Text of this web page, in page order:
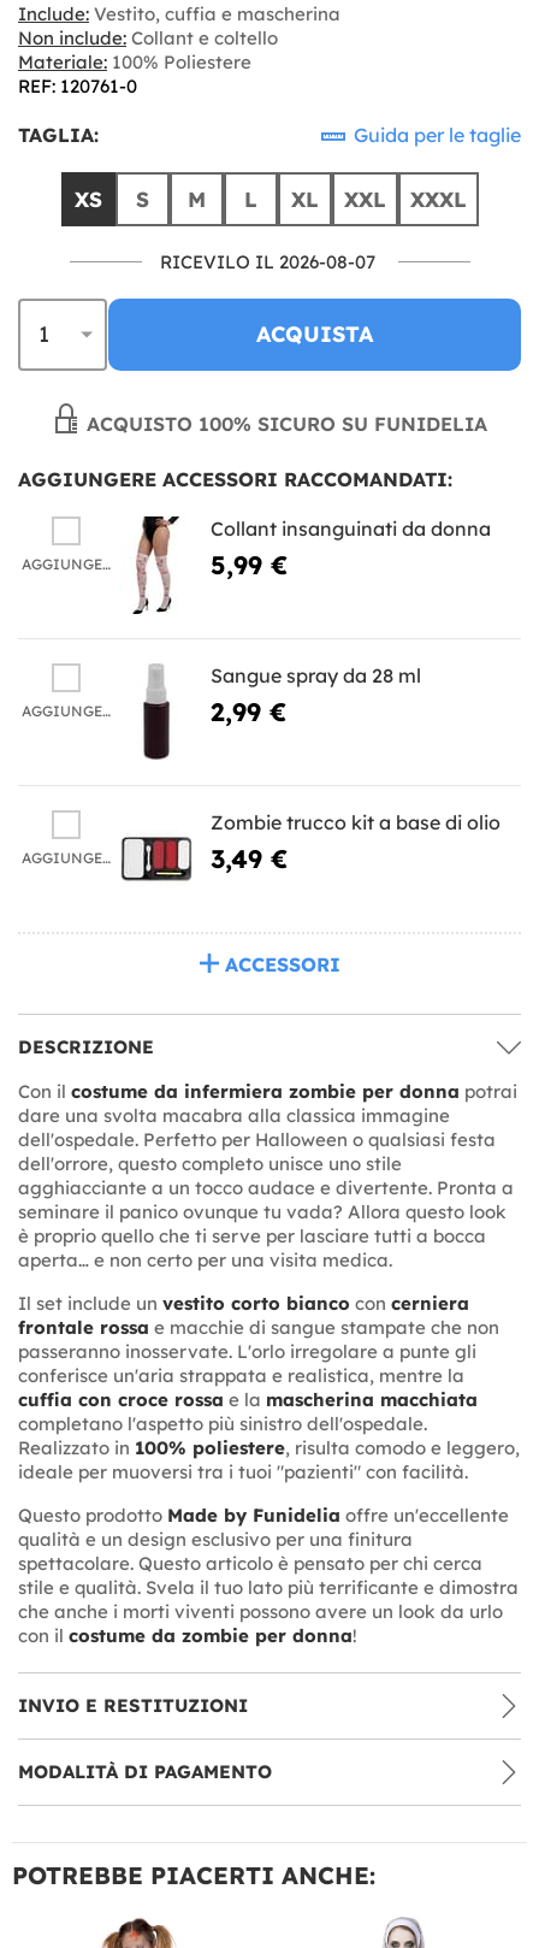
Include: Vestito, cuffia e mascherina
Non include: Collant e coltello
Materiale: 100% Poliestere
REF: 120761-0
TAGLIA: Guida per le taglie
XS S M L XL XXL XXXL
RICEVILO IL 2026-08-07
ACQUISTA
ACQUISTO 100% SICURO SU FUNIDELIA
AGGIUNGERE ACCESSORI RACCOMANDATI:
AGGIUNGERE
Collant insanguinati da donna
5,99 €
AGGIUNGERE
Sangue spray da 28 ml
2,99 €
AGGIUNGERE
Zombie trucco kit a base di olio
3,49 €
ACCESSORI
DESCRIZIONE
Con il costume da infermiera zombie per donna potrai
dare una svolta macabra alla classica immagine
dell'ospedale. Perfetto per Halloween o qualsiasi festa
dell'orrore, questo completo unisce uno stile
agghiacciante a un tocco audace e divertente. Pronta a
seminare il panico ovunque tu vada? Allora questo look
è proprio quello che ti serve per lasciare tutti a bocca
aperta… e non certo per una visita medica.
Il set include un vestito corto bianco con cerniera
frontale rossa e macchie di sangue stampate che non
passeranno inosservate. L'orlo irregolare a punte gli
conferisce un'aria strappata e realistica, mentre la
cuffia con croce rossa e la mascherina macchiata
completano l'aspetto più sinistro dell'ospedale.
Realizzato in 100% poliestere, risulta comodo e leggero,
ideale per muoversi tra i tuoi "pazienti" con facilità.
Questo prodotto Made by Funidelia offre un'eccellente
qualità e un design esclusivo per una finitura
spettacolare. Questo articolo è pensato per chi cerca
stile e qualità. Svela il tuo lato più terrificante e dimostra
che anche i morti viventi possono avere un look da urlo
con il costume da zombie per donna!
INVIO E RESTITUZIONI
MODALITÀ DI PAGAMENTO
POTREBBE PIACERTI ANCHE: